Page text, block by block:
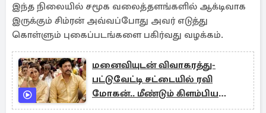
இந்த நிலையில் சமூக வலைத்தளங்களில் ஆக்டிவாக
இருக்கும் சிம்ரன் அவ்வப்போது அவர் எடுத்து
கொள்ளும் புகைப்படங்களை பகிர்வது வழக்கம்.
மனைவியுடன் விவாகரத்து-
பட்டுவேட்டி சட்டையில் ரவி
மோகன்.. மீண்டும் கிளம்பிய
சர்சை